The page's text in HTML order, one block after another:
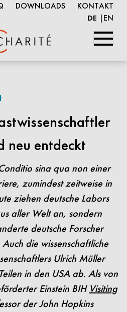
DOWNLOADS KONTAKT
DE EN
neu entdeckt
sina qua non einer
zumindest zeitweise in
ziehen deutsche Labors
aller Welt an, sondern
deutsche Forscher
die wissenschaftliche
Ulrich Müller
in den USA ab. Als von
Einstein BIH Visiting
der John Hopkins